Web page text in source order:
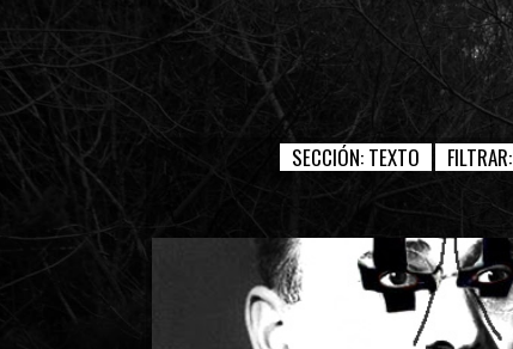
SECCIÓN: TEXTO FILTRAR: